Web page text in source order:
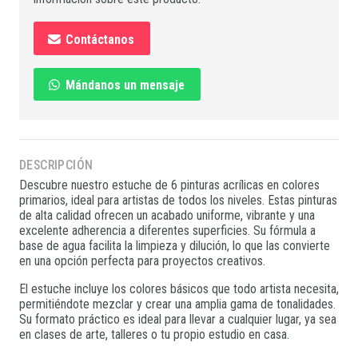
Contáctanos
Mándanos un mensaje
DESCRIPCIÓN
Descubre nuestro estuche de 6 pinturas acrílicas en colores
primarios, ideal para artistas de todos los niveles. Estas pinturas
de alta calidad ofrecen un acabado uniforme, vibrante y una
excelente adherencia a diferentes superficies. Su fórmula a
base de agua facilita la limpieza y dilución, lo que las convierte
en una opción perfecta para proyectos creativos.
El estuche incluye los colores básicos que todo artista necesita,
permitiéndote mezclar y crear una amplia gama de tonalidades.
Su formato práctico es ideal para llevar a cualquier lugar, ya sea
en clases de arte, talleres o tu propio estudio en casa.